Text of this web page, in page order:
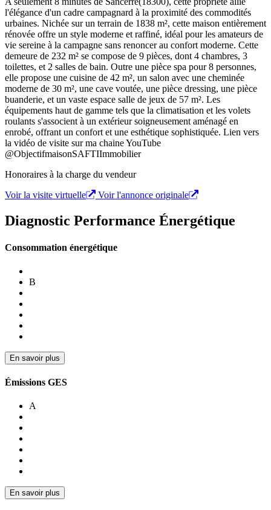
l'élégance d'un cadre campagnard à la proximité des commodités
urbaines. Nichée sur un terrain de 1838 m², cette maison entièrement
rénovée offre un style moderne et raffiné, idéal pour les amateurs de
vie sereine à la campagne sans renoncer au confort moderne. Cette
demeure de 232 m² se compose de 9 pièces, dont 4 chambres, 3
toilettes, et 2 salles de bain. Outre une pièce spa pour 8 personnes,
elle propose une cuisine de 42 m², un salon avec une cheminée
moderne de 30 m², une cave voutée, une pièce dressing, une pièce
buanderie, et un vaste espace salle de jeux de 57 m². Les
équipements haut de gamme tels que la climatisation et les volets
roulants s'associent à un extérieur soigneusement aménagé en
enrobé, offrant un confort et une esthétique sophistiquée. Lien vers
la vidéo de visite sur ma chaine YouTube
@ObjectifmaisonSAFTIImmobilier
Honoraires à la charge du vendeur
Voir la visite virtuelle
Voir l'annonce originale
Diagnostic Performance Énergétique
Consommation énergétique
B
En savoir plus
Émissions GES
A
En savoir plus